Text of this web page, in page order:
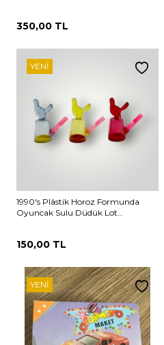
350,00 TL
YENI
1990's Plâstik Horoz Formunda
Oyuncak Sulu Düdük Lot
150,00 TL
YENI